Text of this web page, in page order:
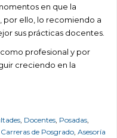
en que la
por ello, lo recomiendo a
sus prácticas docentes.
profesional y por
creciendo en la
Docentes Posadas
Carreras de Posgrado Asesoría